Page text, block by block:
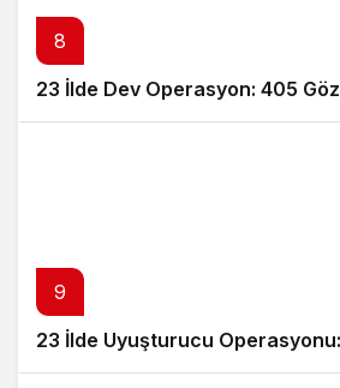
8
23 İlde Dev Operasyon: 405
9
23 İlde Uyuşturucu